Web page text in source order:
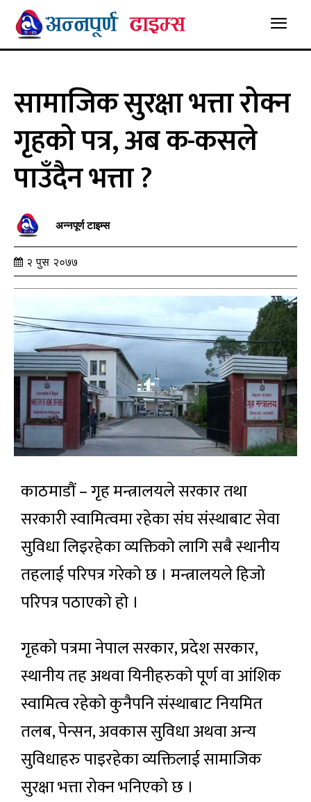
सामाजिक सुरक्षा भत्ता रोक्न
गृहको पत्र, अब क-कसले
पाउँदैन भत्ता ?
अन्नपूर्ण टाइम्स
२ पुस २०७७
काठमाडौं – गृह मन्त्रालयले सरकार तथा
सरकारी स्वामित्वमा रहेका संघ संस्थाबाट सेवा
सुविधा लिइरहेका व्यक्तिको लागि सबै स्थानीय
तहलाई परिपत्र गरेको छ । मन्त्रालयले हिजो
परिपत्र पठाएको हो ।
गृहको पत्रमा नेपाल सरकार, प्रदेश सरकार,
स्थानीय तह अथवा यिनीहरुको पूर्ण वा आंशिक
स्वामित्व रहेको कुनैपनि संस्थाबाट नियमित
तलब, पेन्सन, अवकास सुविधा अथवा अन्य
सुविधाहरु पाइरहेका व्यक्तिलाई सामाजिक
सुरक्षा भत्ता रोक्न भनिएको छ ।